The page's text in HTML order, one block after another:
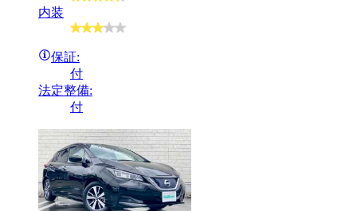
内装
保証:
付
法定整備:
付